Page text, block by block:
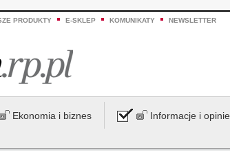
PRODUKTY E-SKLEP KOMUNIKATY NEWSLETTER
Ekonomia i biznes Informacje i opinie